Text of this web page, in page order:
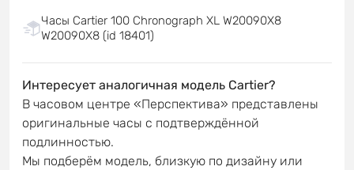
Часы Cartier 100 Chronograph XL W20090X8
W20090X8 (id 18401)
Интересует аналогичная модель Cartier?
В часовом центре «Перспектива» представлены
оригинальные часы с подтверждённой
подлинностью.
Мы подберём модель, близкую по дизайну или